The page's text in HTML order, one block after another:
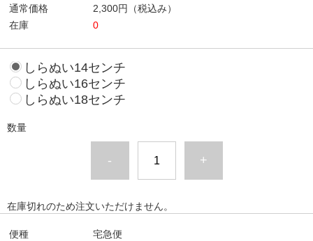
通常価格
2,300円
（税込み）
在庫
0
しらぬい14センチ
しらぬい16センチ
しらぬい18センチ
数量
- +
在庫切れのため注文いただけません。
便種 宅急便